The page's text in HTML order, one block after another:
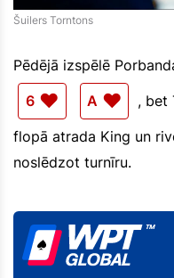
Šuilers Torntons
Pēdējā izspēlē
6 ♥ A ♥ , bet
flopā atrada King un
noslēdzot turnīru.